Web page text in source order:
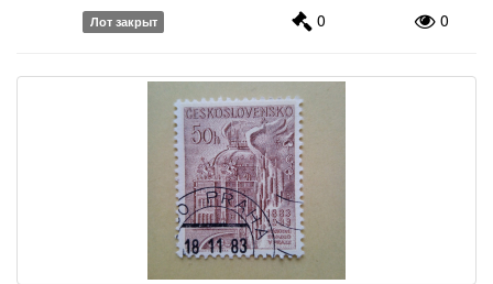
Лот закрыт 0 0